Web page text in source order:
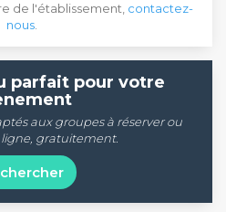
de l'établissement, contactez-
nous
parfait pour votre
aux groupes à réserver ou
gratuitement.